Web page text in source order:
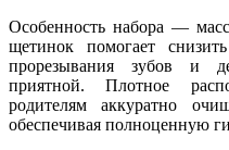
Особенность набора —
щетинок помогает
прорезывания зубов и
приятной. Плотное
родителям аккуратно
обеспечивая полноценную